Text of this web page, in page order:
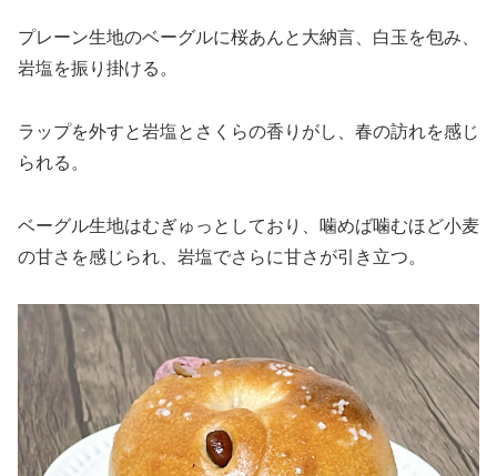
プレーン生地のベーグルに桜あんと大納言、白玉を包み、
岩塩を振り掛ける。
ラップを外すと岩塩とさくらの香りがし、春の訪れを感じ
られる。
ベーグル生地はむぎゅっとしており、噛めば噛むほど小麦
の甘さを感じられ、岩塩でさらに甘さが引き立つ。